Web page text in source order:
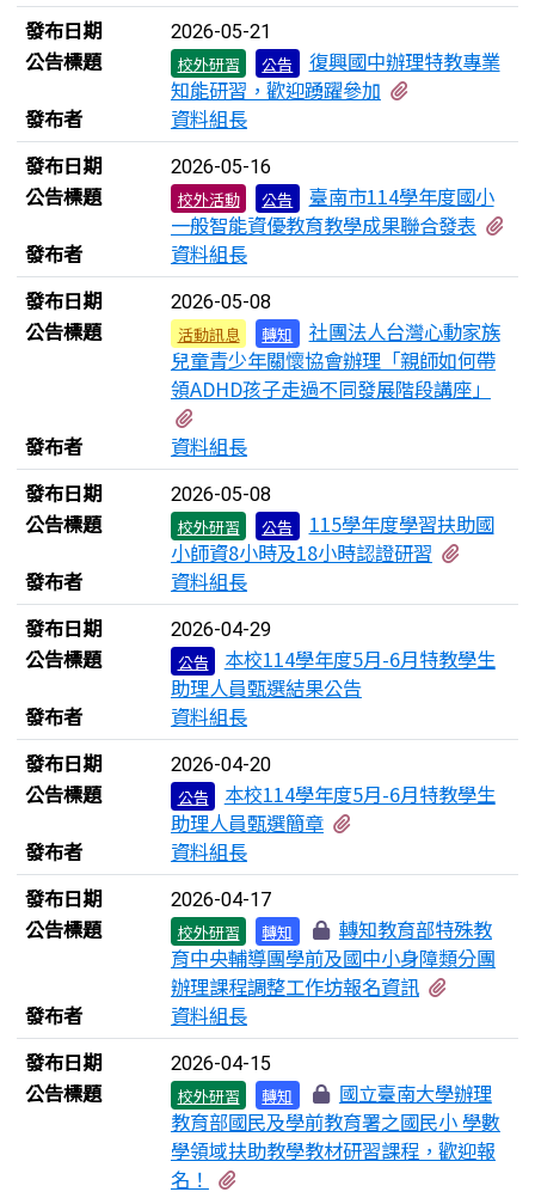
發布日期
2026-05-21
公告標題 校外研習 公告
復興國中辦理特教專業
知能研習，歡迎踴躍參加
發布者
資料組長
發布日期
2026-05-16
公告標題 校外活動 公告
臺南市114學年度國小
一般智能資優教育教學成果聯合發表
發布者
資料組長
發布日期
2026-05-08
公告標題 活動訊息 轉知
社團法人台灣心動家族
兒童青少年關懷協會辦理「親師如何帶
領ADHD孩子走過不同發展階段講座」
發布者
資料組長
發布日期
2026-05-08
公告標題 校外研習 公告
115學年度學習扶助國
小師資8小時及18小時認證研習
發布者
資料組長
發布日期
2026-04-29
公告標題 公告
本校114學年度5月-6月特教學生
助理人員甄選結果公告
發布者
資料組長
發布日期
2026-04-20
公告標題 公告
本校114學年度5月-6月特教學生
助理人員甄選簡章
發布者
資料組長
發布日期
2026-04-17
公告標題 校外研習 轉知
轉知教育部特殊教
育中央輔導團學前及國中小身障類分團
辦理課程調整工作坊報名資訊
發布者
資料組長
發布日期
2026-04-15
公告標題 校外研習 轉知
國立臺南大學辦理
教育部國民及學前教育署之國民小 學數
學領域扶助教學教材研習課程，歡迎報
名！